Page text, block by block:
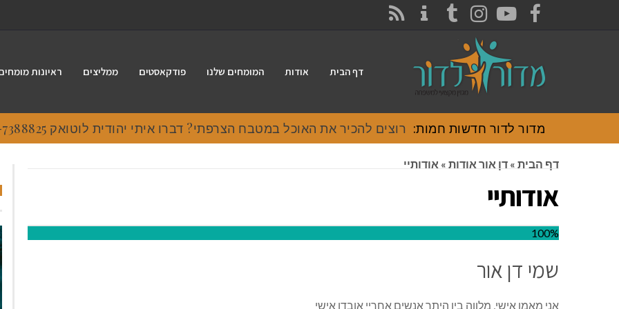
FACEBOOK
YOUTUBE
INSTAGRAM
TUMBLR
דף הבית אודות המומחים שלנו פודקאסטים ממליצים ראיונות
מדור לדור חדשות חמות: רוצים להכיר את האוכל במטבח הצרפתי? דברו איתי יהודית לוטואק 054-7388825.
דף הבית » דן אור אודות » אודותיי
אודותיי
100%
שמי דן אור
אני מאמן אישי, מלווה בין היתר אנשים אחריי אובדן אישי